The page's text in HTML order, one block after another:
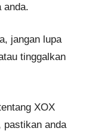
anda.
jangan lupa
tinggalkan
XOX
pastikan anda